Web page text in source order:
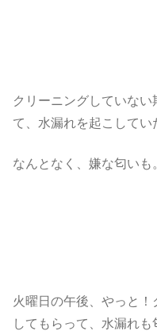
クリーニングしていな
て、水漏れを起こしてい
なんとなく、嫌な匂いも
火曜日の午後、やっと
してもらって、水漏れも